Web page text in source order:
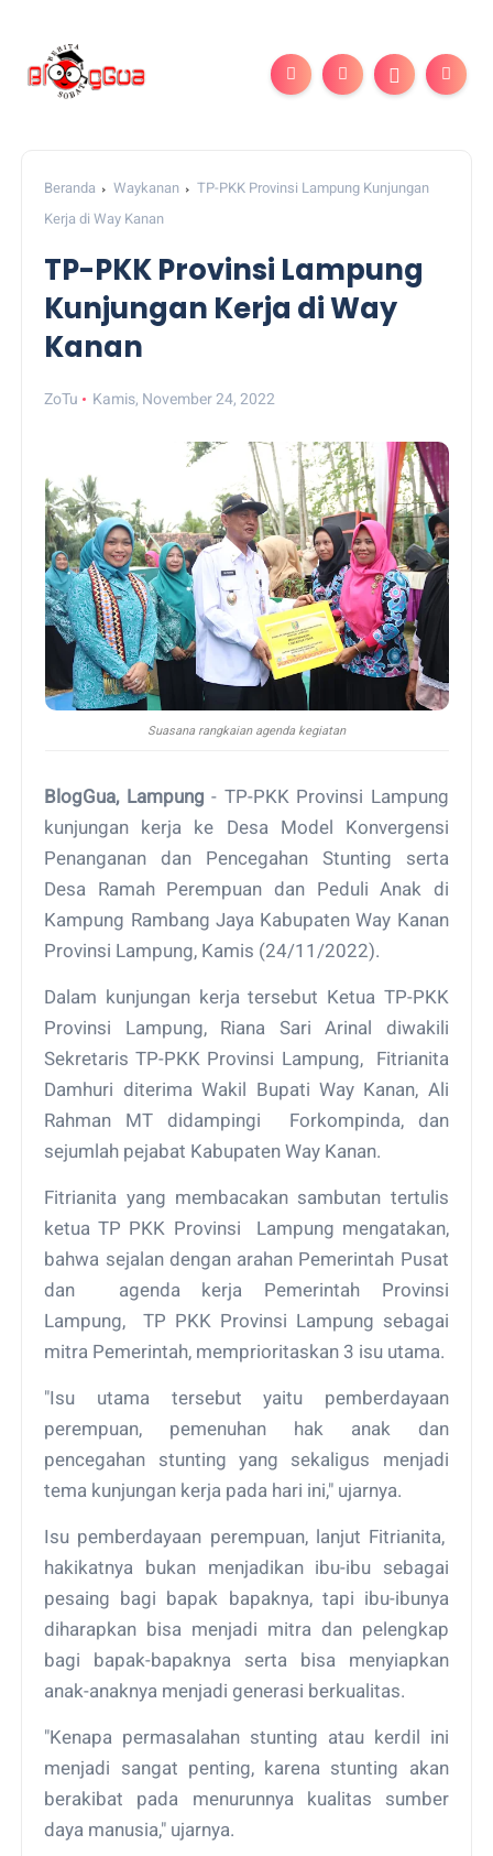
Beranda Waykanan
TP-PKK Provinsi Lampung Kunjungan
Kerja di Way Kanan
TP-PKK Provinsi Lampung
Kunjungan Kerja di Way
Kanan
ZoTu Kamis, November 24, 2022
Suasana rangkaian agenda kegiatan
BlogGua, Lampung - TP-PKK Provinsi Lampung
kunjungan kerja ke Desa Model Konvergensi
Penanganan dan Pencegahan Stunting serta
Desa Ramah Perempuan dan Peduli Anak di
Kampung Rambang Jaya Kabupaten Way Kanan
Provinsi Lampung, Kamis (24/11/2022).
Dalam kunjungan kerja tersebut Ketua TP-PKK
Provinsi Lampung, Riana Sari Arinal diwakili
Sekretaris TP-PKK Provinsi Lampung, Fitrianita
Damhuri diterima Wakil Bupati Way Kanan, Ali
Rahman MT didampingi Forkompinda, dan
sejumlah pejabat Kabupaten Way Kanan.
Fitrianita yang membacakan sambutan tertulis
ketua TP PKK Provinsi Lampung mengatakan,
bahwa sejalan dengan arahan Pemerintah Pusat
dan agenda kerja Pemerintah Provinsi
Lampung, TP PKK Provinsi Lampung sebagai
mitra Pemerintah, memprioritaskan 3 isu utama.
"Isu utama tersebut yaitu pemberdayaan
perempuan, pemenuhan hak anak dan
pencegahan stunting yang sekaligus menjadi
tema kunjungan kerja pada hari ini," ujarnya.
Isu pemberdayaan perempuan, lanjut Fitrianita,
hakikatnya bukan menjadikan ibu-ibu sebagai
pesaing bagi bapak bapaknya, tapi ibu-ibunya
diharapkan bisa menjadi mitra dan pelengkap
bagi bapak-bapaknya serta bisa menyiapkan
anak-anaknya menjadi generasi berkualitas.
"Kenapa permasalahan stunting atau kerdil ini
menjadi sangat penting, karena stunting akan
berakibat pada menurunnya kualitas sumber
daya manusia," ujarnya.